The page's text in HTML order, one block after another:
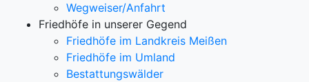
Wegweiser/Anfahrt
Friedhöfe in unserer Gegend
Friedhöfe im Landkreis Meißen
Friedhöfe im Umland
Bestattungswälder